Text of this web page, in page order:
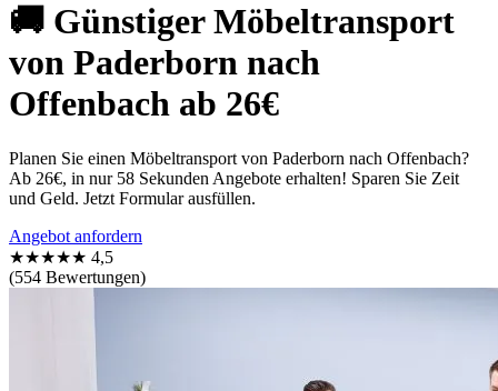
🚚 Günstiger Möbeltransport
von Paderborn nach
Offenbach ab 26€
Planen Sie einen Möbeltransport von Paderborn nach Offenbach?
Ab 26€, in nur 58 Sekunden Angebote erhalten! Sparen Sie Zeit
und Geld. Jetzt Formular ausfüllen.
Angebot anfordern
★★★★★ 4,5
(554 Bewertungen)